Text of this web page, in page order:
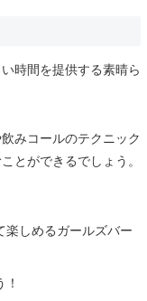
時間を提供する素晴ら
みコールのテクニック
とができるでしょう。
楽しめるガールズバー